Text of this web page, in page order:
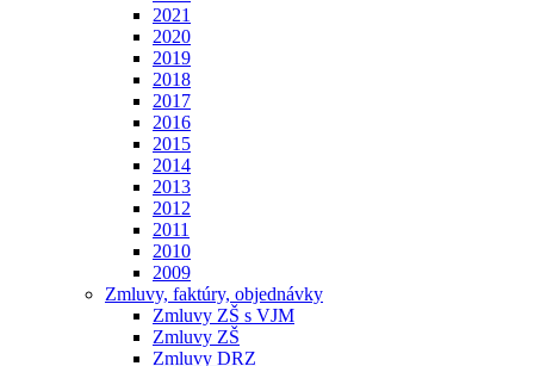
2021
2020
2019
2018
2017
2016
2015
2014
2013
2012
2011
2010
2009
Zmluvy, faktúry, objednávky
Zmluvy ZŠ s VJM
Zmluvy ZŠ
Zmluvy DRZ